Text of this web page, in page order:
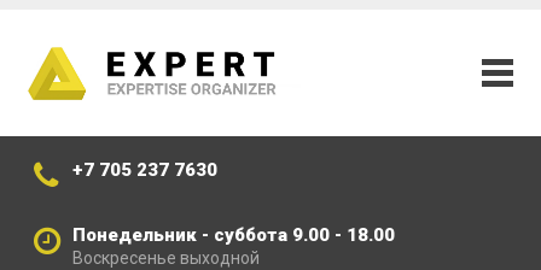
+7 705 237 7630
Понедельник - суббота 9.00 - 18.00
Воскресенье выходной